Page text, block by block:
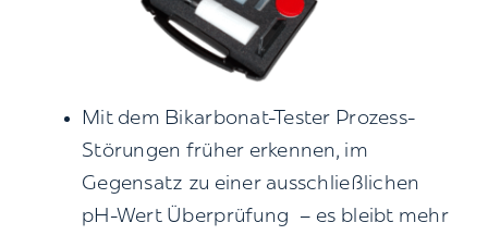
Mit dem Bikarbonat-Tester Prozess-
Störungen früher erkennen, im
Gegensatz zu einer ausschließlichen
pH-Wert Überprüfung – es bleibt mehr